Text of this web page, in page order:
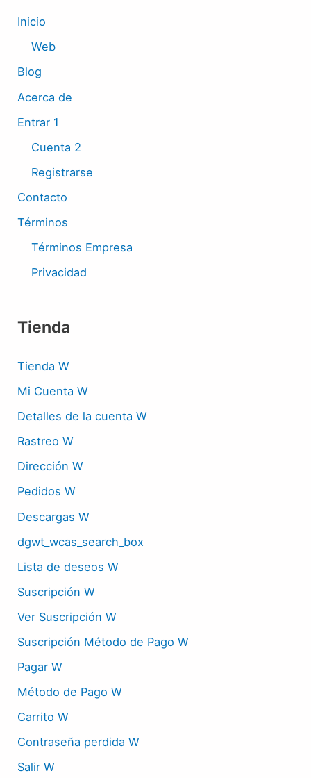
Inicio
Web
Blog
Acerca de
Entrar 1
Cuenta 2
Registrarse
Contacto
Términos
Términos Empresa
Privacidad
Tienda
Tienda W
Mi Cuenta W
Detalles de la cuenta W
Rastreo W
Dirección W
Pedidos W
Descargas W
dgwt_wcas_search_box
Lista de deseos W
Suscripción W
Ver Suscripción W
Suscripción Método de Pago W
Pagar W
Método de Pago W
Carrito W
Contraseña perdida W
Salir W